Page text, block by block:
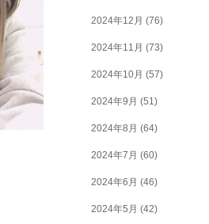
2024年12月 (76)
2024年11月 (73)
2024年10月 (57)
2024年9月 (51)
2024年8月 (64)
2024年7月 (60)
2024年6月 (46)
2024年5月 (42)